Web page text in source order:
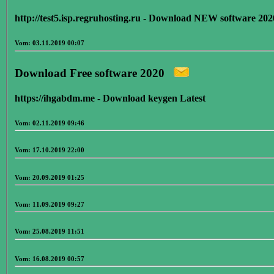
http://test5.isp.regruhosting.ru - Download NEW software
Vom: 03.11.2019 00:07
https://ihgabdm.me - Download keygen Latest
Vom: 02.11.2019 09:46
Vom: 17.10.2019 22:00
Vom: 20.09.2019 01:25
Vom: 11.09.2019 09:27
Vom: 25.08.2019 11:51
Vom: 16.08.2019 00:57